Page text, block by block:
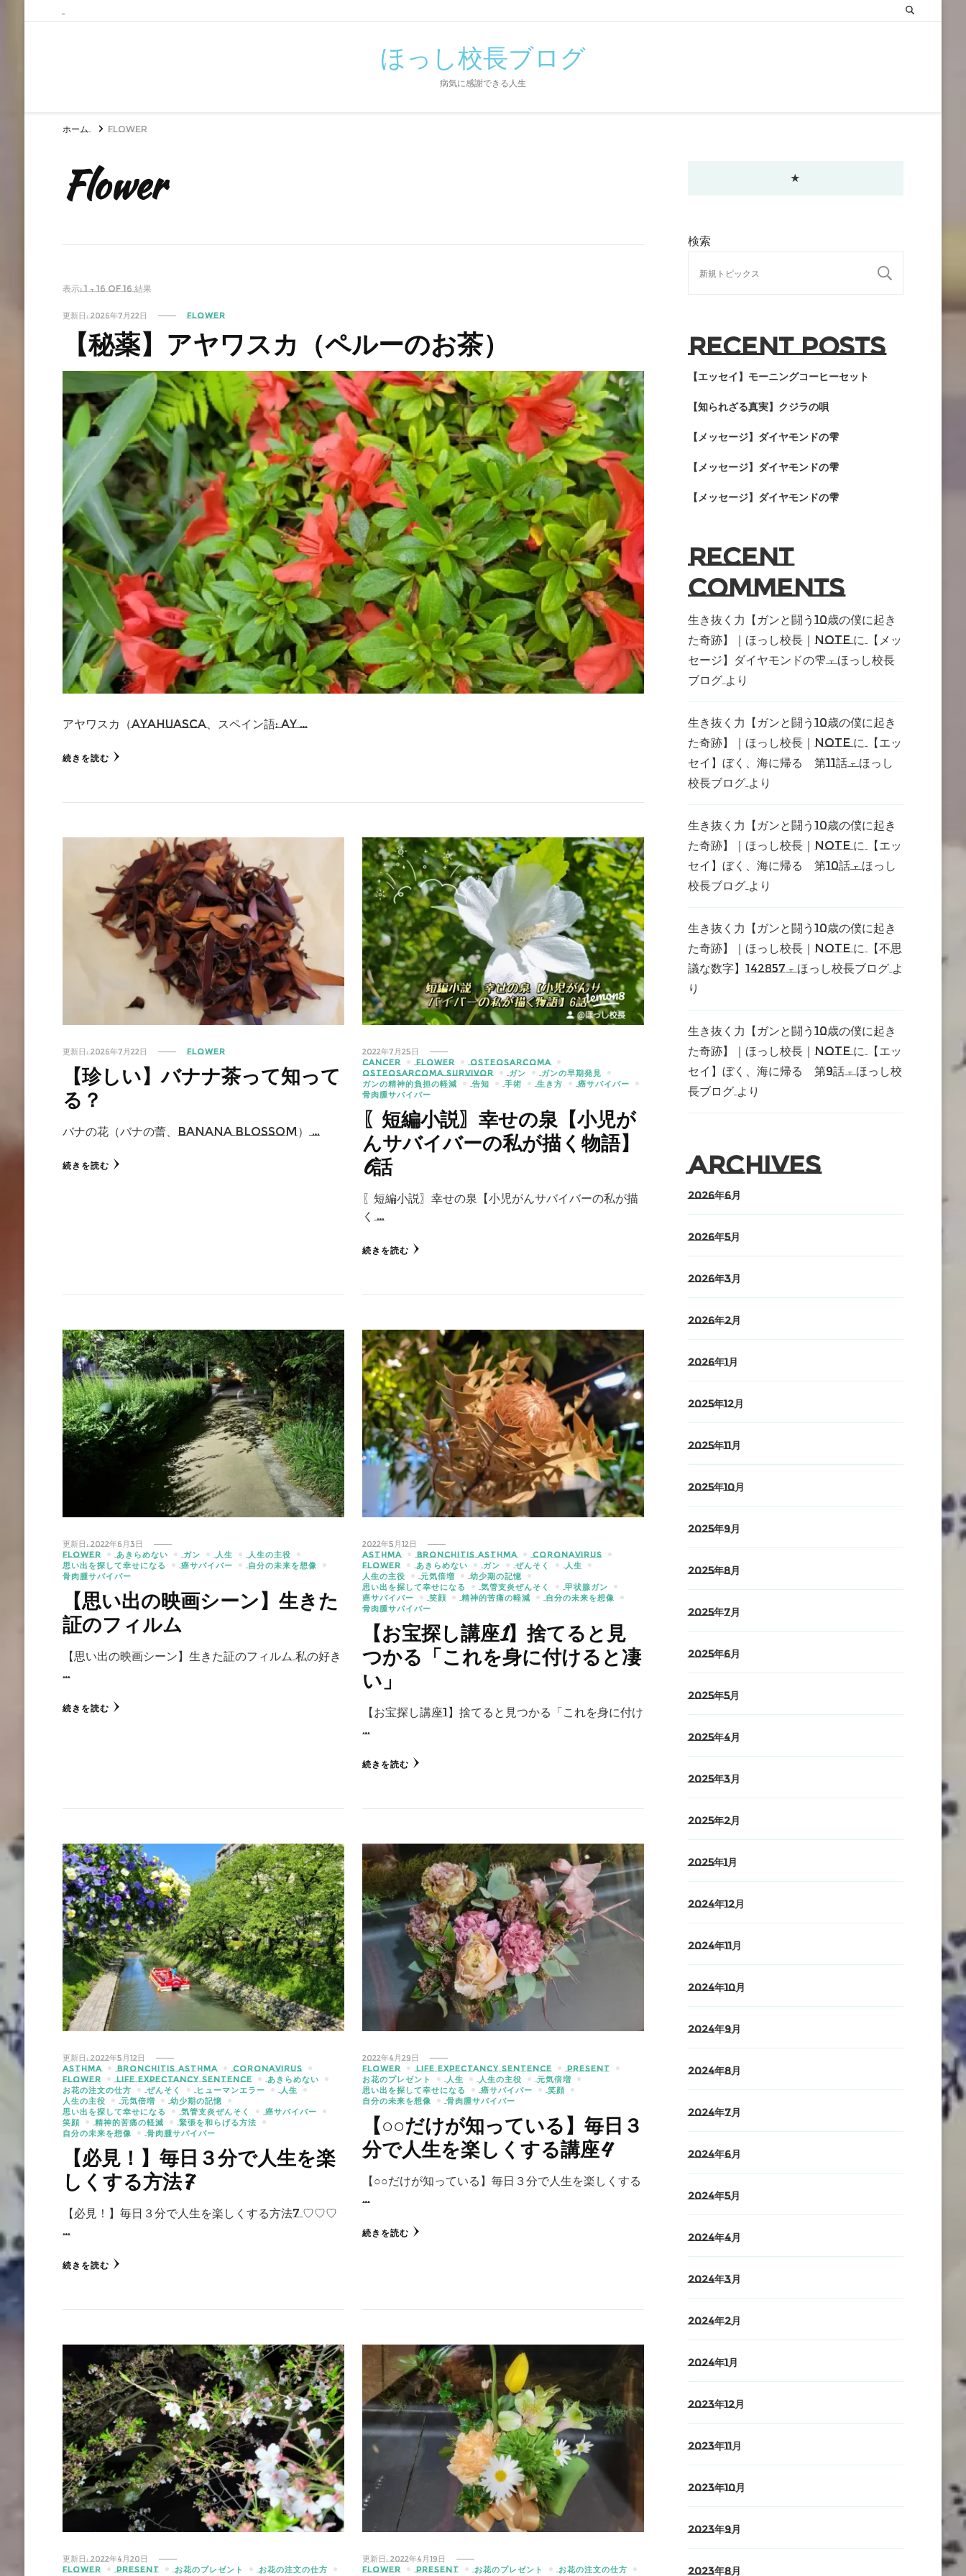
ほっし校長ブログ
病気に感謝できる人生
ホーム Flower
Flower
表示: 1 - 16 of 16 結果
更新日:2026年7月22日 FLOWER
【秘薬】アヤワスカ（ペルーのお茶）
アヤワスカ（ayahuasca、スペイン語: ay …
続きを読む
更新日:2026年7月22日 FLOWER
【珍しい】バナナ茶って知って
る？
バナの花（バナの蕾、banana blossom） …
続きを読む
2022年7月25日
CANCER
FLOWER
OSTEOSARCOMA
OSTEOSARCOMA SURVIVOR
ガン
ガンの早期発見
ガンの精神的負担の軽減
告知 手術 生き方
癌サバイバー
骨肉腫サバイバー
〖短編小説〗幸せの泉【小児が
んサバイバーの私が描く物語】
6話
〖短編小説〗幸せの泉【小児がんサバイバーの私が描
く …
続きを読む
更新日:2022年6月3日
FLOWER
あきらめない ガン 人生
人生の主役
思い出を探して幸せになる
癌サバイバー
自分の未来を想像
骨肉腫サバイバー
【思い出の映画シーン】生きた
証のフィルム
【思い出の映画シーン】生きた証のフィルム 私の好き
…
続きを読む
2022年5月12日
ASTHMA
BRONCHITIS ASTHMA
CORONAVIRUS
FLOWER
あきらめない ガン ぜんそく
人生
人生の主役
元気倍増
幼少期の記憶
思い出を探して幸せになる
気管支炎ぜんそく
甲状腺ガン
癌サバイバー
笑顔 精神的苦痛の軽減
自分の未来を想像
骨肉腫サバイバー
【お宝探し講座1】捨てると見
つかる「これを身に付けると凄
い」
【お宝探し講座1】捨てると見つかる「これを身に付け
…
続きを読む
更新日:2022年5月12日
ASTHMA
BRONCHITIS ASTHMA
CORONAVIRUS
FLOWER
LIFE EXPECTANCY SENTENCE
あきらめない
お花の注文の仕方
ぜんそく ヒューマンエラー
人生
人生の主役
元気倍増
幼少期の記憶
思い出を探して幸せになる
気管支炎ぜんそく
癌サバイバー
笑顔
精神的苦痛の軽減
緊張を和らげる方法
自分の未来を想像
骨肉腫サバイバー
【必見！】毎日３分で人生を楽
しくする方法7
【必見！】毎日３分で人生を楽しくする方法7 ♡♡♡
…
続きを読む
2022年4月29日
FLOWER
LIFE EXPECTANCY SENTENCE
PRESENT
お花のプレゼント
人生 人生の主役
元気倍増
思い出を探して幸せになる
癌サバイバー
笑顔
自分の未来を想像
骨肉腫サバイバー
【○○だけが知っている】毎日３
分で人生を楽しくする講座4
【○○だけが知っている】毎日３分で人生を楽しくする
…
続きを読む
更新日:2022年4月20日
FLOWER
PRESENT お花のプレゼント お花の注文の仕方
更新日:2022年4月19日
FLOWER
PRESENT お花のプレゼント お花の注文の仕方
★
検索
Recent Posts
【エッセイ】モーニングコーヒーセット
【知られざる真実】クジラの唄
【メッセージ】ダイヤモンドの雫
【メッセージ】ダイヤモンドの雫
【メッセージ】ダイヤモンドの雫
Recent
Comments
生き抜く力【ガンと闘う10歳の僕に起き
た奇跡】｜ほっし校長｜noteに【メッ
セージ】ダイヤモンドの雫 – ほっし校長
ブログより
生き抜く力【ガンと闘う10歳の僕に起き
た奇跡】｜ほっし校長｜noteに【エッ
セイ】ぼく、海に帰る 第11話 – ほっし
校長ブログより
生き抜く力【ガンと闘う10歳の僕に起き
た奇跡】｜ほっし校長｜noteに【エッ
セイ】ぼく、海に帰る 第10話 – ほっし
校長ブログより
生き抜く力【ガンと闘う10歳の僕に起き
た奇跡】｜ほっし校長｜noteに【不思
議な数字】142857 – ほっし校長ブログよ
り
生き抜く力【ガンと闘う10歳の僕に起き
た奇跡】｜ほっし校長｜noteに【エッ
セイ】ぼく、海に帰る 第9話 – ほっし校
長ブログより
Archives
2026年6月
2026年5月
2026年3月
2026年2月
2026年1月
2025年12月
2025年11月
2025年10月
2025年9月
2025年8月
2025年7月
2025年6月
2025年5月
2025年4月
2025年3月
2025年2月
2025年1月
2024年12月
2024年11月
2024年10月
2024年9月
2024年8月
2024年7月
2024年6月
2024年5月
2024年4月
2024年3月
2024年2月
2024年1月
2023年12月
2023年11月
2023年10月
2023年9月
2023年8月